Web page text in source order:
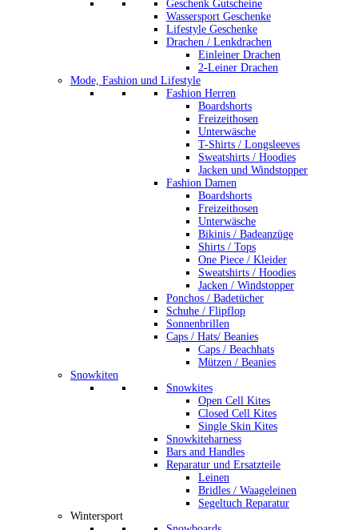
Geschenk Gutscheine
Wassersport Geschenke
Lifestyle Geschenke
Drachen / Lenkdrachen
Einleiner Drachen
2-Leiner Drachen
Mode, Fashion und Lifestyle
Fashion Herren
Boardshorts
Freizeithosen
Unterwäsche
T-Shirts / Longsleeves
Sweatshirts / Hoodies
Jacken und Windstopper
Fashion Damen
Boardshorts
Freizeithosen
Unterwäsche
Bikinis / Badeanzüge
Shirts / Tops
One Piece / Kleider
Sweatshirts / Hoodies
Jacken / Windstopper
Ponchos / Badetücher
Schuhe / Flipflop
Sonnenbrillen
Caps / Hats/ Beanies
Caps / Beachhats
Mützen / Beanies
Snowkiten
Snowkites
Open Cell Kites
Closed Cell Kites
Single Skin Kites
Snowkiteharness
Bars and Handles
Reparatur und Ersatzteile
Leinen
Bridles / Waageleinen
Segeltuch Reparatur
Wintersport